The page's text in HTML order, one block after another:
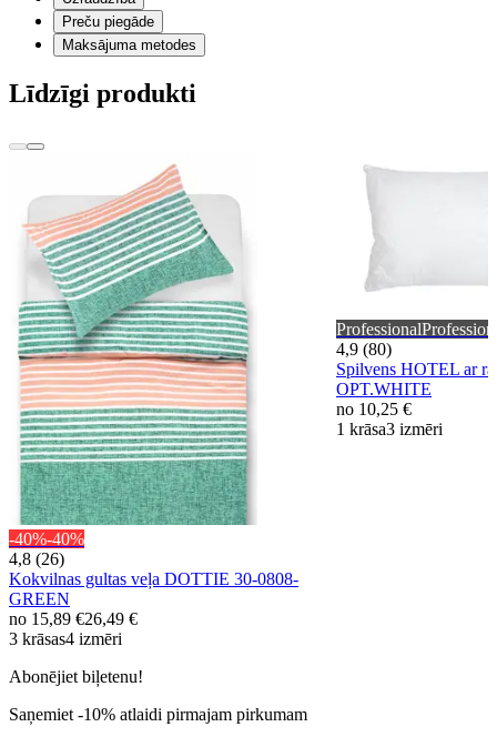
Preču piegāde
Maksājuma metodes
Līdzīgi produkti
-40%-40%
4,8 (26)
Kokvilnas gultas veļa DOTTIE 30-0808-
GREEN
no 15,89 €26,49 €
3 krāsas4 izmēri
Professional
4,9 (80)
Spilvens HOTEL ar
OPT.WHITE
no 10,25 €
1 krāsa3 izmēri
Abonējiet biļetenu!
Saņemiet -10% atlaidi pirmajam pirkumam